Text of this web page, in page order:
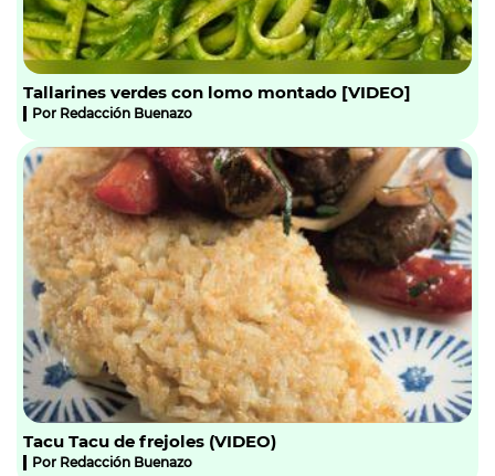
Tallarines verdes con lomo montado [VIDEO]
Por Redacción Buenazo
Tacu Tacu de frejoles (VIDEO)
Por Redacción Buenazo